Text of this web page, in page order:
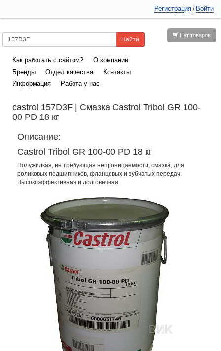
Регистрация / Войти
Нет товаров
Как работать с сайтом?
О компании
Бренды
Отдел качества
Контакты
Информация
Работа у нас
castrol 157D3F | Смазка Castrol Tribol GR 100-
00 PD 18 кг
Описание:
Castrol Tribol GR 100-00 PD 18 кг
Полужидкая, не требующая непроницаемости, смазка, для
роликовых подшипников, фланцевых и зубчатых передач.
Высокоэффективная и долговечная.